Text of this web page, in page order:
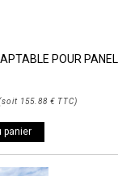
POUR PANEL
soit 155.88 € TTC)
panier